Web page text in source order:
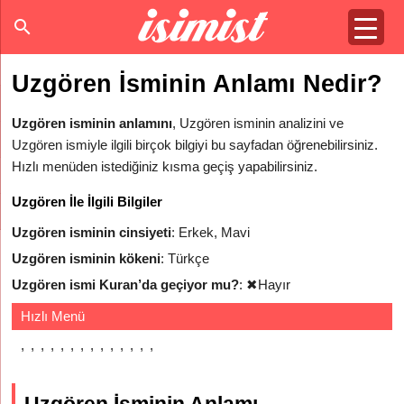
Uzgören İsminin Anlamı Nedir?
Uzgören isminin anlamını, Uzgören isminin analizini ve
Uzgören ismiyle ilgili birçok bilgiyi bu sayfadan öğrenebilirsiniz.
Hızlı menüden istediğiniz kısma geçiş yapabilirsiniz.
Uzgören İle İlgili Bilgiler
Uzgören isminin cinsiyeti: Erkek, Mavi
Uzgören isminin kökeni: Türkçe
Uzgören ismi Kuran’da geçiyor mu?: ✖Hayır
Hızlı Menü